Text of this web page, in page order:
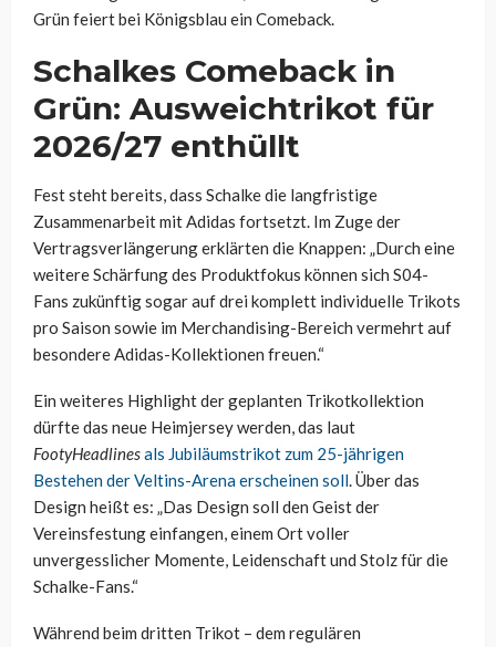
Grün feiert bei Königsblau ein Comeback.
Schalkes Comeback in
Grün: Ausweichtrikot für
2026/27 enthüllt
Fest steht bereits, dass Schalke die langfristige
Zusammenarbeit mit Adidas fortsetzt. Im Zuge der
Vertragsverlängerung erklärten die Knappen: „Durch eine
weitere Schärfung des Produktfokus können sich S04-
Fans zukünftig sogar auf drei komplett individuelle Trikots
pro Saison sowie im Merchandising-Bereich vermehrt auf
besondere Adidas-Kollektionen freuen.“
Ein weiteres Highlight der geplanten Trikotkollektion
dürfte das neue Heimjersey werden, das laut
FootyHeadlinesals Jubiläumstrikot zum 25-jährigen
Bestehen der Veltins-Arena erscheinen soll. Über das
Design heißt es: „Das Design soll den Geist der
Vereinsfestung einfangen, einem Ort voller
unvergesslicher Momente, Leidenschaft und Stolz für die
Schalke-Fans.“
Während beim dritten Trikot – dem regulären